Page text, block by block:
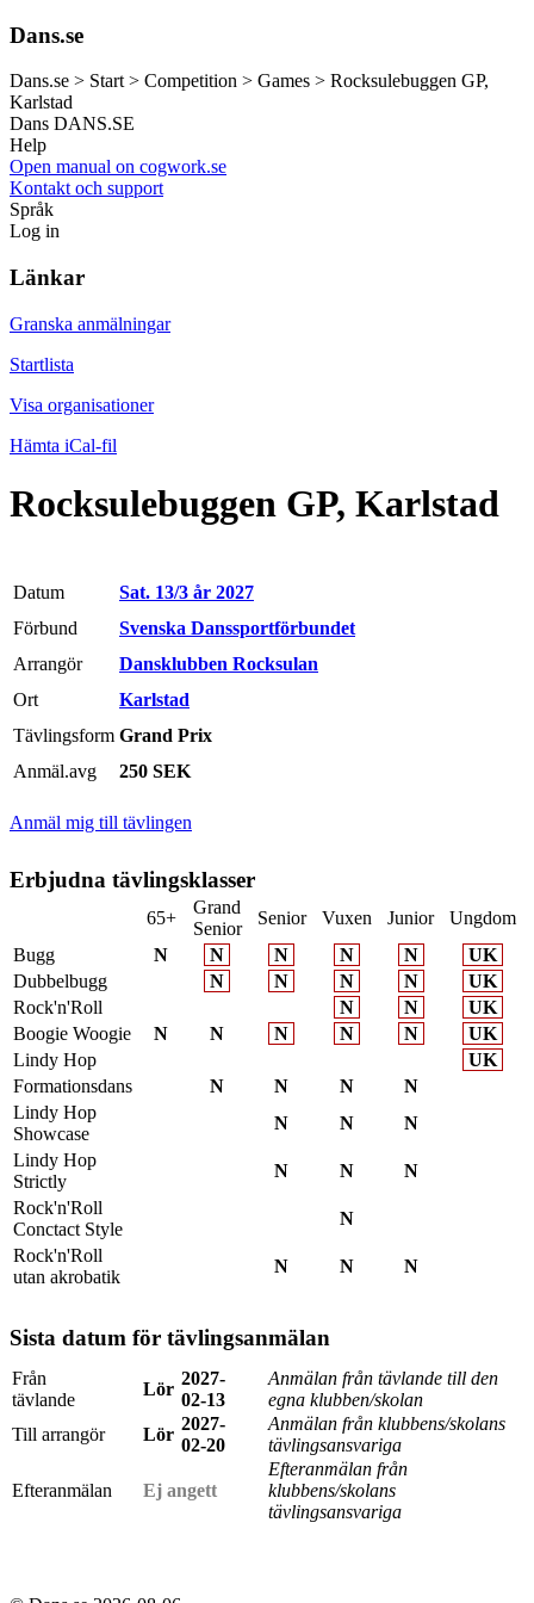
Dans.se
Dans.se > Start > Competition > Games > Rocksulebuggen GP,
Karlstad
Dans DANS.SE
Help
Open manual on cogwork.se
Kontakt och support
Språk
Log in
Länkar
Granska anmälningar
Startlista
Visa organisationer
Hämta iCal-fil
Rocksulebuggen GP, Karlstad
Datum
Sat. 13/3 år 2027
Förbund
Svenska Danssportförbundet
Arrangör
Dansklubben Rocksulan
Ort
Karlstad
Tävlingsform Grand Prix
Anmäl.avg
250 SEK
Anmäl mig till tävlingen
Erbjudna tävlingsklasser
65+
Grand
Senior
Senior Vuxen Junior
Ungdom
Bugg
N N N N N
UK
Dubbelbugg
N N N N
UK
Rock'n'Roll
N N
UK
Boogie Woogie
N N N N N
UK
Lindy Hop
UK
Formationsdans
N N N
N
Lindy Hop
Showcase
N N
N
Lindy Hop
Strictly
N N
N
Rock'n'Roll
Conctact Style
N
Rock'n'Roll
utan akrobatik
N N N
Sista datum för tävlingsanmälan
Från
tävlande
Lör
2027-
02-13
Anmälan från tävlande till den
egna klubben/skolan
Till arrangör
Lör
2027-
02-20
Anmälan från klubbens/skolans
tävlingsansvariga
Efteranmälan Ej angett
Efteranmälan från
klubbens/skolans
tävlingsansvariga